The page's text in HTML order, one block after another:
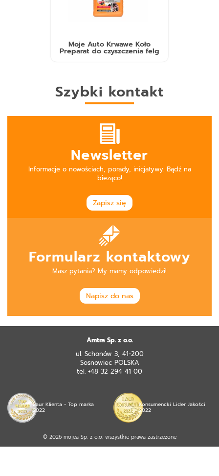
Moje Auto Krwawe Koło
Preparat do czyszczenia felg
Szybki kontakt
Newsletter
Informacje o nowościach, porady, inicjatywy. Bądź na
bieżąco!
Zapisz się
Formularz kontaktowy
Masz pytania? My mamy odpowiedzi!
Napisz do nas
Amtra Sp. z o.o.
ul. Schonów 3, 41-200
Sosnowiec POLSKA
tel. +48 32 294 41 00
Laur Klienta - Top marka
2022
Konsumencki Lider Jakości
2022
© 2026 mojea Sp. z o.o. wszystkie prawa zastrzeżone